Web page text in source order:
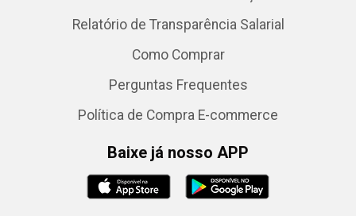
Relatório de Transparência Salarial
Como Comprar
Perguntas Frequentes
Política de Compra E-commerce
Baixe já nosso APP